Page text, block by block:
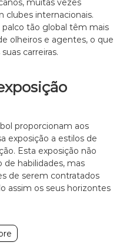
muitas vezes
clubes internacionais.
tão global têm mais
olheiros e agentes, o que
carreiras.
proporcionam aos
exposição a estilos de
Esta exposição não
habilidades, mas
de serem contratados
assim os seus horizontes